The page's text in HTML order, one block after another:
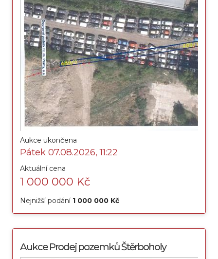
Aukce ukončena
Pátek 07.08.2026, 11:22
Aktuální cena
1 000 000 Kč
Nejnižší podání 1 000 000 Kč
Aukce Prodej pozemků Štěrboholy